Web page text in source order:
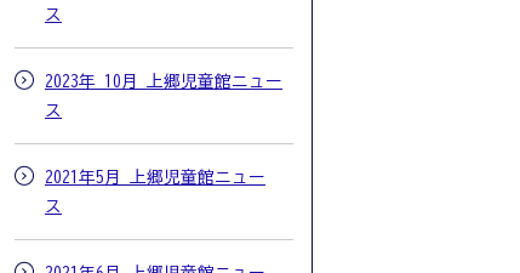
ス
2023年 10月 上郷児童館ニュー
ス
2021年5月 上郷児童館ニュー
ス